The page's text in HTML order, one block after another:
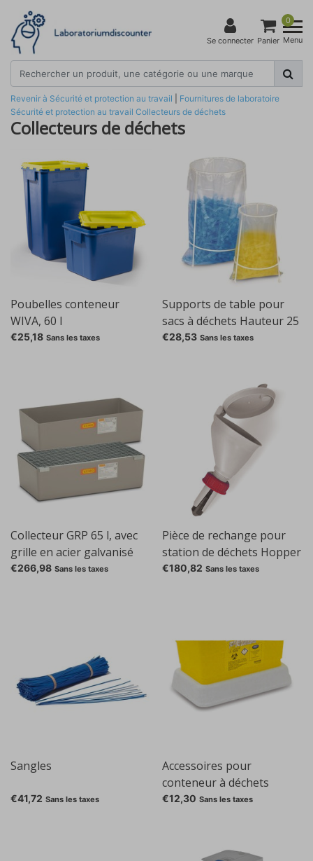
Se connecter
0
Panier Menu
Revenir à Sécurité et protection au travail
Fournitures de laboratoire
Sécurité et protection au travail Collecteurs de déchets
Collecteurs de déchets
Poubelles conteneur
WIVA, 60 l
€25,18 Sans les taxes
Supports de table pour
sacs à déchets Hauteur 25
cm, Support de table incl.
€28,53 Sans les taxes
Collecteur GRP 65 l, avec
grille en acier galvanisé
€266,98 Sans les taxes
Pièce de rechange pour
station de déchets Hopper
€180,82 Sans les taxes
Sangles
€41,72 Sans les taxes
Accessoires pour
conteneur à déchets
Sharpsafe® Base de
€12,30 Sans les taxes